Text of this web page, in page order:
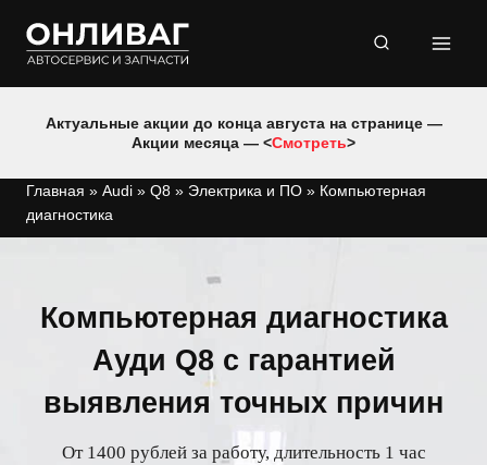
содержимому
Актуальные акции до конца августа на странице —
Акции месяца — <Смотреть>
Главная » Audi » Q8 » Электрика и ПО » Компьютерная
диагностика
Компьютерная диагностика
Ауди Q8 с гарантией
выявления точных причин
От 1400 рублей за работу, длительность 1 час